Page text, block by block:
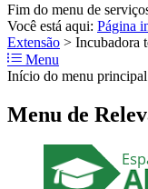
Fim do menu de
Você está aqui: Página
Extensão > Incubadora
Menu
Início do menu principal
Menu de